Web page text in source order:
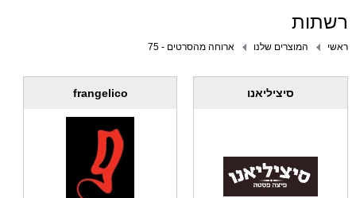
רשתות
ראשי המוצרים שלנו ארוחה מהסרטים - 75
סיציליאנו frangelico